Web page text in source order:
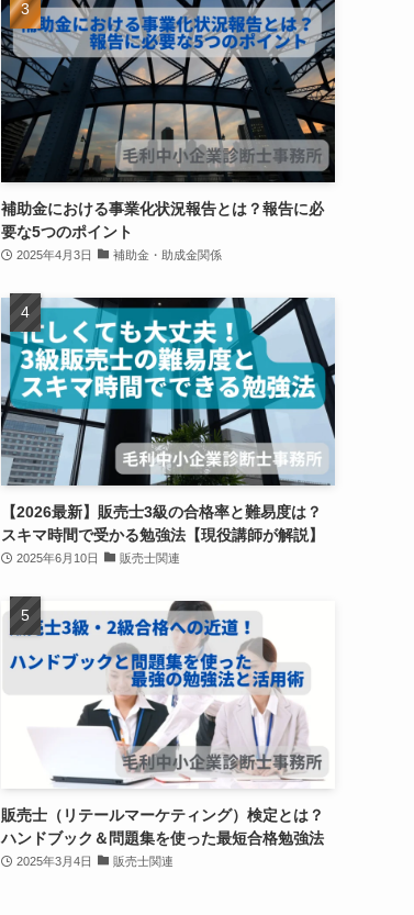
補助金における事業化状況報告とは？報告に必
要な5つのポイント
2025年4月3日 補助金・助成金関係
【2026最新】販売士3級の合格率と難易度は？
スキマ時間で受かる勉強法【現役講師が解説】
2025年6月10日 販売士関連
販売士（リテールマーケティング）検定とは？
ハンドブック＆問題集を使った最短合格勉強法
2025年3月4日 販売士関連